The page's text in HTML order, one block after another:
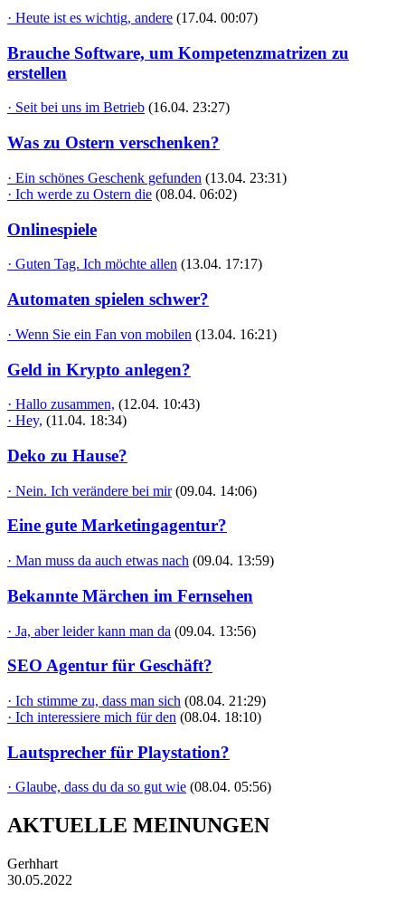
· Heute ist es wichtig, andere (17.04. 00:07)
Brauche Software, um Kompetenzmatrizen zu
erstellen
· Seit bei uns im Betrieb (16.04. 23:27)
Was zu Ostern verschenken?
· Ein schönes Geschenk gefunden (13.04. 23:31)
· Ich werde zu Ostern die (08.04. 06:02)
Onlinespiele
· Guten Tag. Ich möchte allen (13.04. 17:17)
Automaten spielen schwer?
· Wenn Sie ein Fan von mobilen (13.04. 16:21)
Geld in Krypto anlegen?
· Hallo zusammen, (12.04. 10:43)
· Hey, (11.04. 18:34)
Deko zu Hause?
· Nein. Ich verändere bei mir (09.04. 14:06)
Eine gute Marketingagentur?
· Man muss da auch etwas nach (09.04. 13:59)
Bekannte Märchen im Fernsehen
· Ja, aber leider kann man da (09.04. 13:56)
SEO Agentur für Geschäft?
· Ich stimme zu, dass man sich (08.04. 21:29)
· Ich interessiere mich für den (08.04. 18:10)
Lautsprecher für Playstation?
· Glaube, dass du da so gut wie (08.04. 05:56)
AKTUELLE MEINUNGEN
Gerhhart
30.05.2022